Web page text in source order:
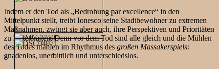
Indem er den Tod als „Bedrohung par excellence“ in den
Mittelpunkt stellt, treibt Ionesco seine Stadtbewohner zu extremen
Maßnahmen, zwingt sie aber auch, ihre Perspektiven und Prioritäten
zu hinterfragen. Denn vor dem Tod sind alle gleich und die Mühlen
des Todes mahlen im Rhythmus des großen Massakerspiels:
gnadenlos, unerbittlich und unterschiedslos.